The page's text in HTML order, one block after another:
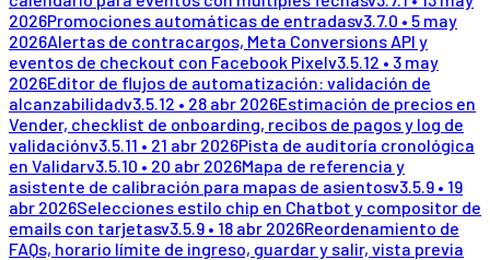
2026Promociones automáticas de entradasv3.7.0 • 5 may
2026Alertas de contracargos, Meta Conversions API y
eventos de checkout con Facebook Pixelv3.5.12 • 3 may
2026Editor de flujos de automatización: validación de
alcanzabilidadv3.5.12 • 28 abr 2026Estimación de precios en
Vender, checklist de onboarding, recibos de pagos y log de
validaciónv3.5.11 • 21 abr 2026Pista de auditoría cronológica
en Validarv3.5.10 • 20 abr 2026Mapa de referencia y
asistente de calibración para mapas de asientosv3.5.9 • 19
abr 2026Selecciones estilo chip en Chatbot y compositor de
emails con tarjetasv3.5.9 • 18 abr 2026Reordenamiento de
FAQs, horario límite de ingreso, guardar y salir, vista previa